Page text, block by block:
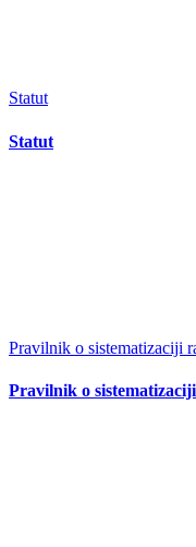
Statut
Statut
Pravilnik o sistematizaciji
Pravilnik o